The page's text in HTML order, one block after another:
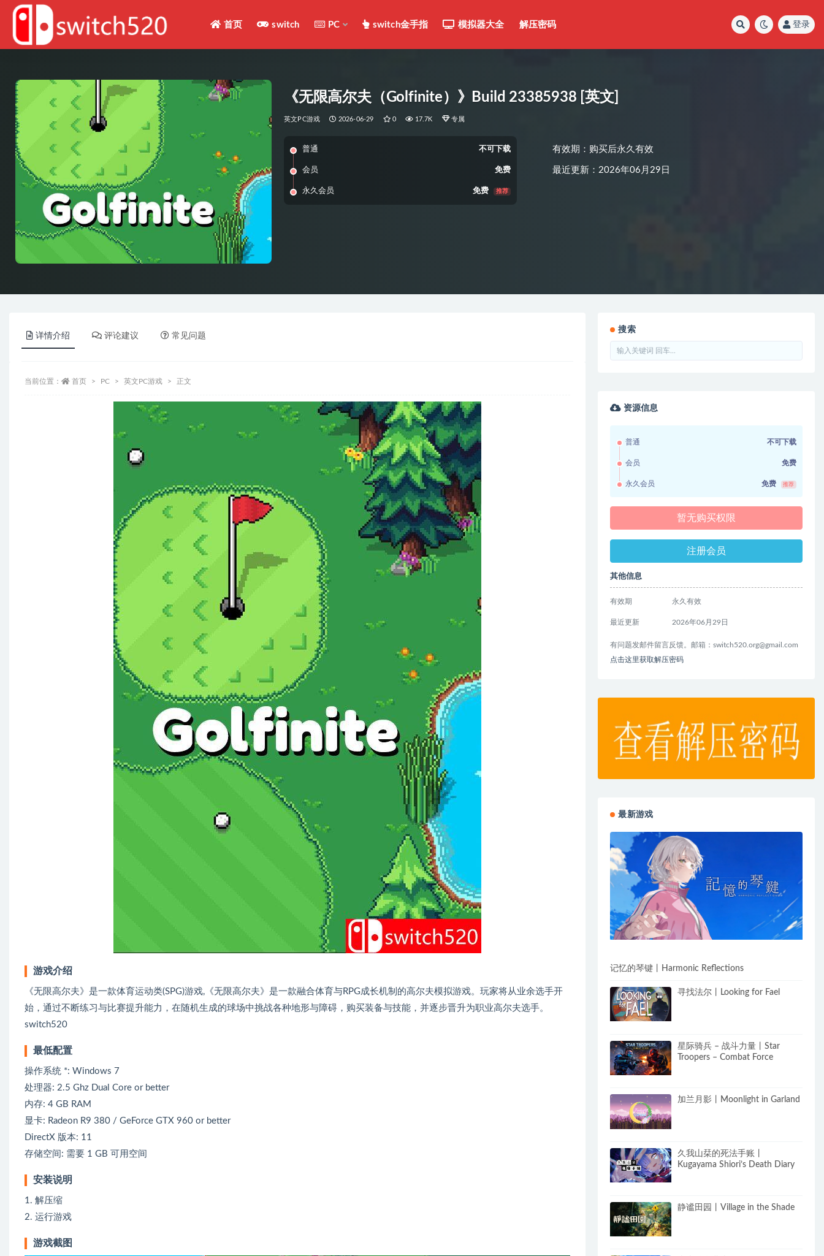
首页 switch PC switch金手指 模拟器大全 解压密码 登录
《无限高尔夫（Golfinite）》Build 23385938 [英文]
英文PC游戏 2026-06-29 0 17.7K 专属
普通 不可下载
会员 免费
永久会员 免费 推荐
有效期：购买后永久有效
最近更新：2026年06月29日
详情介绍 评论建议 常见问题
当前位置： 首页 PC 英文PC游戏 正文
游戏介绍
《无限高尔夫》是一款体育运动类(SPG)游戏,《无限高尔夫》是一款融合体育与RPG成长机制的高尔夫模拟游戏。玩家将从业余选手开
始，通过不断练习与比赛提升能力，在随机生成的球场中挑战各种地形与障碍，购买装备与技能，并逐步晋升为职业高尔夫选手。
switch520
最低配置
操作系统 *: Windows 7
处理器: 2.5 Ghz Dual Core or better
内存: 4 GB RAM
显卡: Radeon R9 380 / GeForce GTX 960 or better
DirectX 版本: 11
存储空间: 需要 1 GB 可用空间
安装说明
1. 解压缩
2. 运行游戏
游戏截图
搜索
资源信息
普通 不可下载
会员 免费
永久会员 免费 推荐
暂无购买权限
注册会员
其他信息
有效期 永久有效
最近更新 2026年06月29日
有问题发邮件留言反馈。邮箱：switch520.org@gmail.com
点击这里获取解压密码
最新游戏
记忆的琴键丨Harmonic Reflections
寻找法尔丨Looking for Fael
星际骑兵 – 战斗力量丨Star
Troopers – Combat Force
加兰月影丨Moonlight in Garland
久我山栞的死法手账丨
Kugayama Shiori’s Death Diary
静谧田园丨Village in the Shade